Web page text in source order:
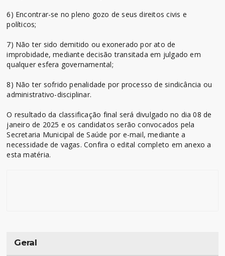
6) Encontrar-se no pleno gozo de seus direitos civis e
políticos;
7) Não ter sido demitido ou exonerado por ato de
improbidade, mediante decisão transitada em julgado em
qualquer esfera governamental;
8) Não ter sofrido penalidade por processo de sindicância ou
administrativo-disciplinar.
O resultado da classificação final será divulgado no dia 08 de
janeiro de 2025 e os candidatos serão convocados pela
Secretaria Municipal de Saúde por e-mail, mediante a
necessidade de vagas. Confira o edital completo em anexo a
esta matéria.
Geral